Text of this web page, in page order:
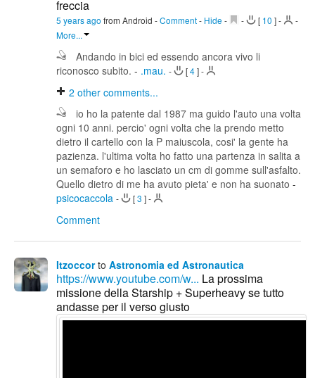
freccia
5 years ago from Android -Comment- Hide - - [ 10 ]-
-
More...
Andando in bici ed essendo ancora vivo li
riconosco subito. - .mau. - [4]-
2 other comments...
io ho la patente dal 1987 ma guido l'auto una volta
ogni 10 anni. percio' ogni volta che la prendo metto
dietro il cartello con la P maiuscola, cosi' la gente ha
pazienza. l'ultima volta ho fatto una partenza in salita a
un semaforo e ho lasciato un cm di gomme sull'asfalto.
Quello dietro di me ha avuto pieta' e non ha suonato -
psicocaccola - [3 ]-
Comment
Itzoccor to Astronomia ed Astronautica
https://www.youtube.com/w... La prossima
missione della Starship + Superheavy se tutto
andasse per il verso giusto